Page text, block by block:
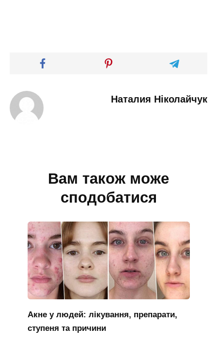
Наталия Ніколайчук
Вам також може
сподобатися
Акне у людей: лікування, препарати,
ступеня та причини